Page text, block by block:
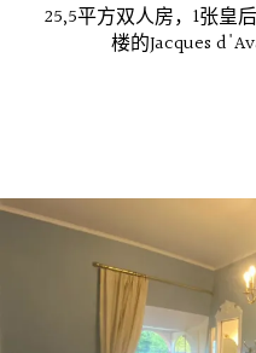
25,5平方双人房，1张皇
楼的Jacques